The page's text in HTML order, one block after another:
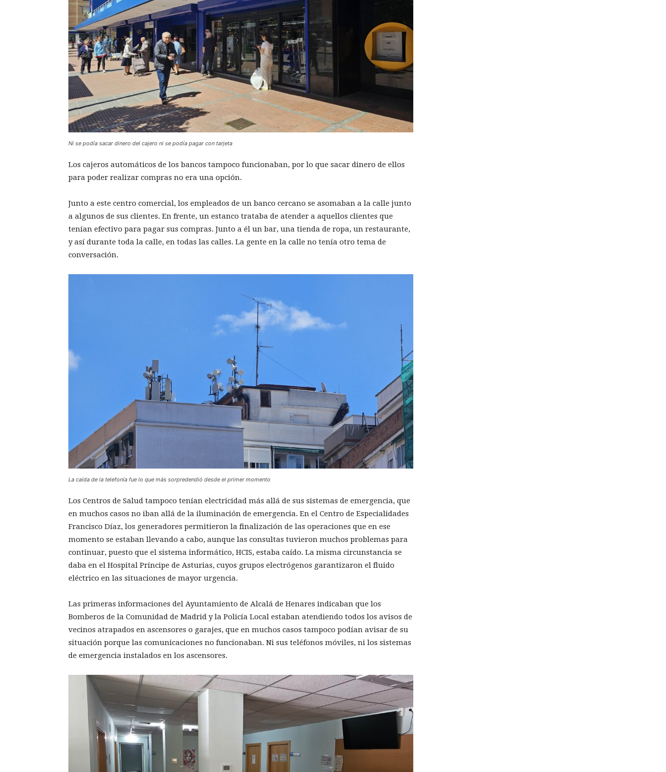
Ni se podía sacar dinero del cajero ni se podía pagar con tarjeta
Los cajeros automáticos de los bancos tampoco funcionaban, por lo que sacar dinero de ellos
para poder realizar compras no era una opción.
Junto a este centro comercial, los empleados de un banco cercano se asomaban a la calle junto
a algunos de sus clientes. En frente, un estanco trataba de atender a aquellos clientes que
tenían efectivo para pagar sus compras. Junto a él un bar, una tienda de ropa, un restaurante,
y así durante toda la calle, en todas las calles. La gente en la calle no tenía otro tema de
conversación.
La caída de la telefonía fue lo que más sorpredendió desde el primer momento
Los Centros de Salud tampoco tenían electricidad más allá de sus sistemas de emergencia, que
en muchos casos no iban allá de la iluminación de emergencia. En el Centro de Especialidades
Francisco Díaz, los generadores permitieron la finalización de las operaciones que en ese
momento se estaban llevando a cabo, aunque las consultas tuvieron muchos problemas para
continuar, puesto que el sistema informático, HCIS, estaba caído. La misma circunstancia se
daba en el Hospital Príncipe de Asturias, cuyos grupos electrógenos garantizaron el fluido
eléctrico en las situaciones de mayor urgencia.
Las primeras informaciones del Ayuntamiento de Alcalá de Henares indicaban que los
Bomberos de la Comunidad de Madrid y la Policía Local estaban atendiendo todos los avisos de
vecinos atrapados en ascensores o garajes, que en muchos casos tampoco podían avisar de su
situación porque las comunicaciones no funcionaban. Ni sus teléfonos móviles, ni los sistemas
de emergencia instalados en los ascensores.